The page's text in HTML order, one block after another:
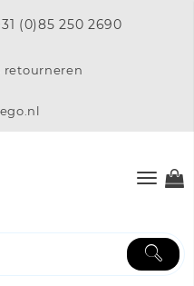
(0)85 250 2690
retourneren